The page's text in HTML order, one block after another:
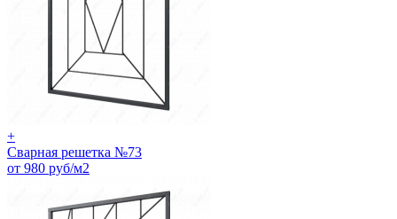
+
Сварная решетка №73
от 980 руб/м2